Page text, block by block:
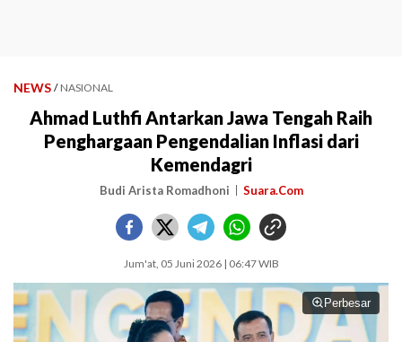
NEWS / NASIONAL
Ahmad Luthfi Antarkan Jawa Tengah Raih
Penghargaan Pengendalian Inflasi dari
Kemendagri
Budi Arista Romadhoni Suara.Com
Jum'at, 05 Juni 2026 | 06:47 WIB
Perbesar